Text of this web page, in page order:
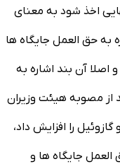
اخذ شود به معنای
به حق العمل جایگاه ها
آن بند اشاره به
از مصوبه هیئت وزیران
را افزایش داد،
جایگاه ها و